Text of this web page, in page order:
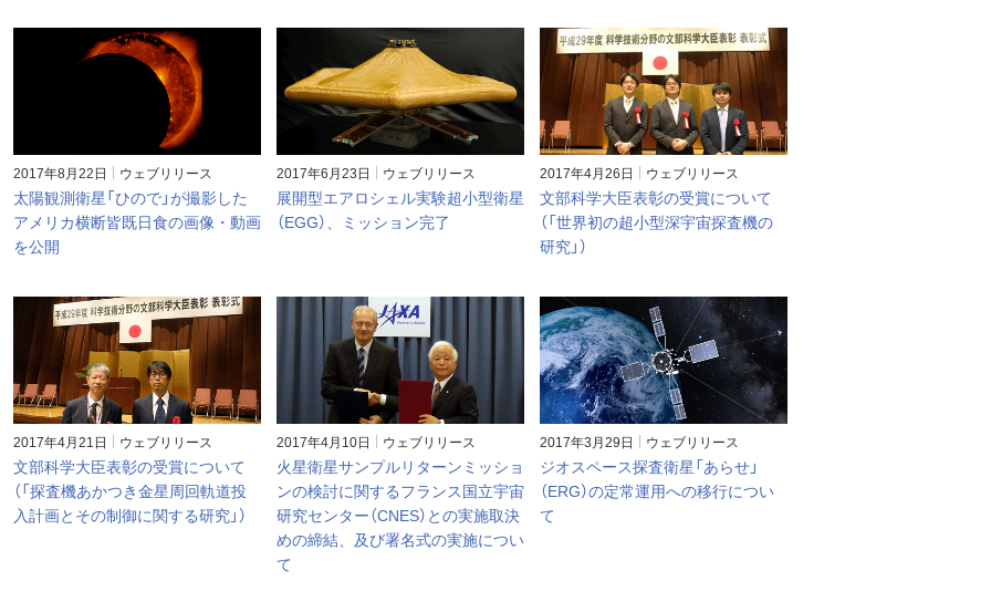
2017年8月22日 ウェブリリース
太陽観測衛星「ひので」が撮影した
アメリカ横断皆既日食の画像・動画
を公開
2017年6月23日 ウェブリリース
展開型エアロシェル実験超小型衛星
（EGG）、ミッション完了
2017年4月26日 ウェブリリース
文部科学大臣表彰の受賞について
（「世界初の超小型深宇宙探査機の
研究」）
2017年4月21日 ウェブリリース
文部科学大臣表彰の受賞について
（「探査機あかつき金星周回軌道投
入計画とその制御に関する研究」）
2017年4月10日 ウェブリリース
火星衛星サンプルリターンミッショ
ンの検討に関するフランス国立宇宙
研究センター（CNES）との実施取決
めの締結、及び署名式の実施につい
て
2017年3月29日 ウェブリリース
ジオスペース探査衛星「あらせ」
（ERG）の定常運用への移行につい
て